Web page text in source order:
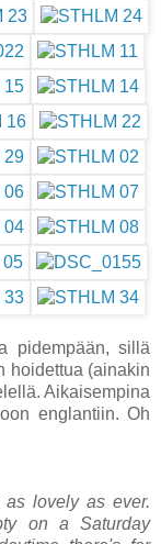
pidempään, sillä
hoidettua (ainakin
Aikaisempina
englantiin. Oh
lovely as ever.
on a Saturday